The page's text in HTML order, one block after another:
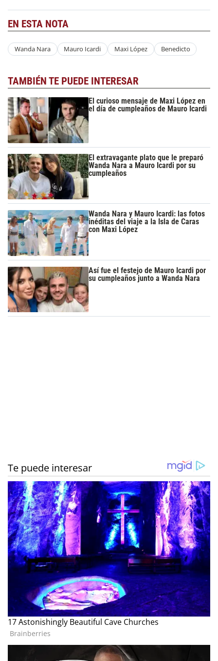
EN ESTA NOTA
Wanda Nara Mauro Icardi Maxi López Benedicto
TAMBIÉN TE PUEDE INTERESAR
El curioso mensaje de Maxi López en
el día de cumpleaños de Mauro Icardi
El extravagante plato que le preparó
Wanda Nara a Mauro Icardi por su
cumpleaños
Wanda Nara y Mauro Icardi: las fotos
inéditas del viaje a la Isla de Caras
con Maxi López
Así fue el festejo de Mauro Icardi por
su cumpleaños junto a Wanda Nara